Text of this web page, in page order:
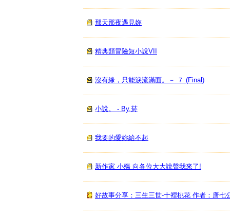
那天那夜遇見妳
精典類冒險短小說VII
沒有緣，只能淚流滿面。－ ７ (Final)
小說。 - By.菸
我要的愛妳給不起
新作家 小殤 向各位大大說聲我來了!
好故事分享：三生三世-十裡桃花 作者：唐七